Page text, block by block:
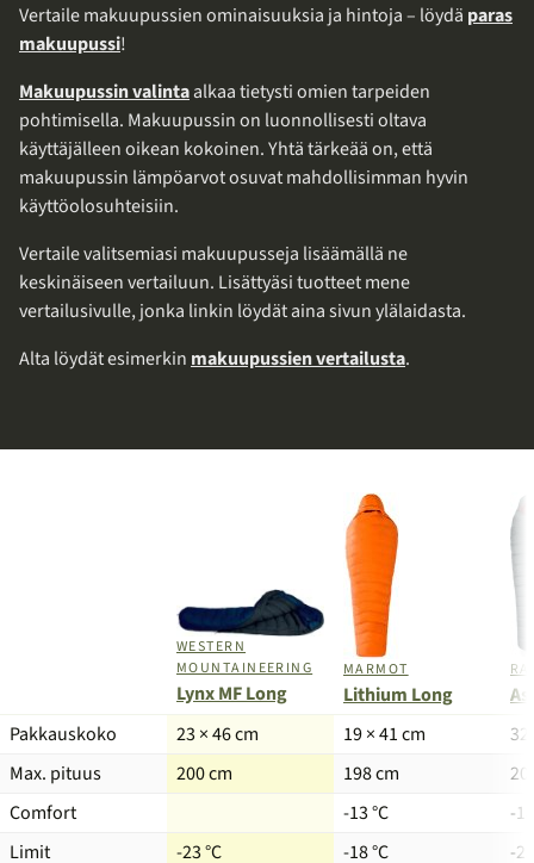
Vertaile makuupussien ominaisuuksia ja hintoja – löydä paras
makuupussi!
Makuupussin valintaalkaa tietysti omien tarpeiden
pohtimisella. Makuupussin on luonnollisesti oltava
käyttäjälleen oikean kokoinen. Yhtä tärkeää on, että
makuupussin lämpöarvot osuvat mahdollisimman hyvin
käyttöolosuhteisiin.
Vertaile valitsemiasi makuupusseja lisäämällä ne
keskinäiseen vertailuun. Lisättyäsi tuotteet mene
vertailusivulle, jonka linkin löydät aina sivun ylälaidasta.
Alta löydät esimerkin makuupussien vertailusta.
Tuote
WESTERN
MOUNTAINEERING
Lynx MF Long
MARMOT
Lithium Long
Pakkauskoko
23 × 46 cm 19 × 41 cm
32
Max. pituus
200 cm 198 cm
Comfort
-13 °C
-
Limit
-23 °C -18 °C -